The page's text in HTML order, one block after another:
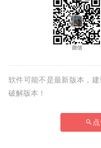
软件可能不是最新版本，
破解版本！